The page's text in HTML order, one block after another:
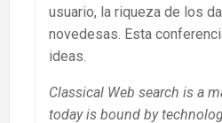
usuario, la riqueza de los
novedesas. Esta
ideas.
Classical Web search is a
today is bound by